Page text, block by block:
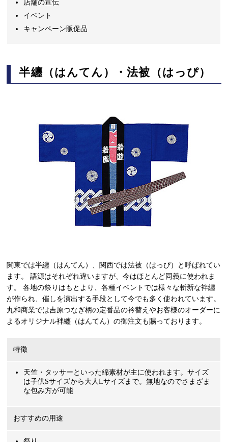
店舗の宣伝
イベント
キャンペーン販促品
半纏（はんてん）・法被（はっぴ）
関東では半纏（はんてん）、関西では法被（はっぴ）と呼ばれてい
ます。 語源はそれぞれ違いますが、今はほとんど同義に使われま
す。 各地の祭りはもとより、各種イベントでは様々な斬新な袢纏
が作られ、催しを演出する手段として今でも多く使われています。
丸和商業では吉原つなぎ柄の定番品の衿替えやお客様のオーダーに
よるオリジナル袢纏（はんてん）の御注文も賜っております。
特徴
天竺・タッサーといった綿素材が主に使われます。サイズ
は子供Sサイズから大人Lサイズまで。無地なのでさまざま
な包み方が可能
おすすめの用途